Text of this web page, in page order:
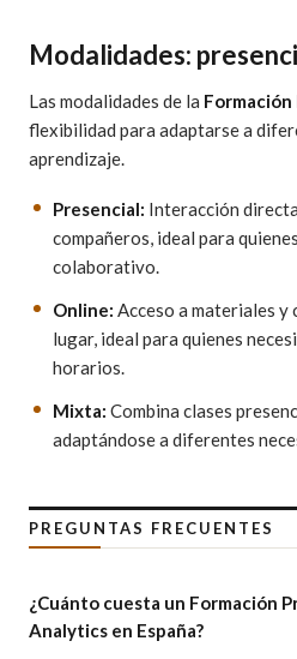
Modalidades:
Las modalidades de la
flexibilidad para adaptarse a
aprendizaje.
Presencial: Interacción
compañeros, ideal para
colaborativo.
Online: Acceso a materiales y
lugar, ideal para quienes
horarios.
Mixta: Combina clases
adaptándose a diferentes
PREGUNTAS FRECUENTES
¿Cuánto cuesta un Formación
Analytics en España?